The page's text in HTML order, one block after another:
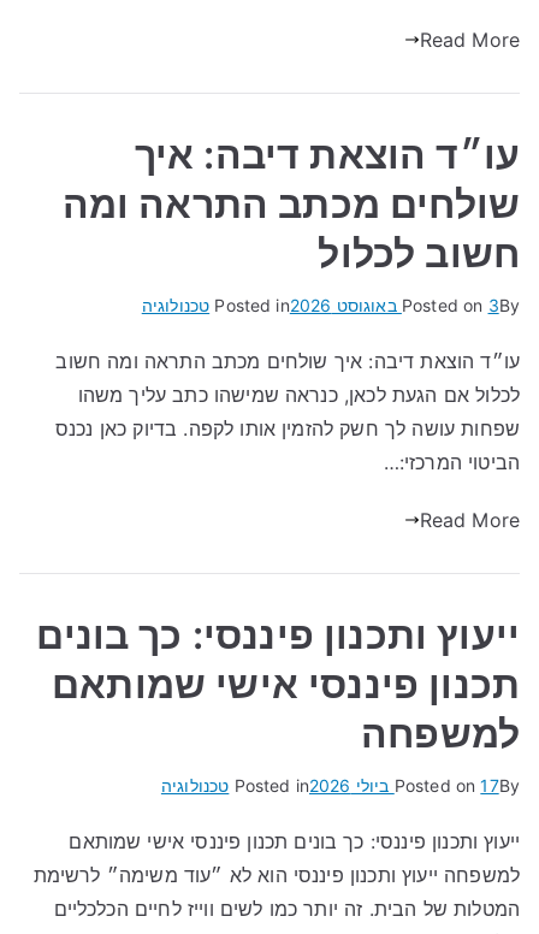
Read More
עו״ד הוצאת דיבה: איך
שולחים מכתב התראה ומה
חשוב לכלול
By
Posted on 3 באוגוסט 2026 Posted in טכנולוגיה
עו״ד הוצאת דיבה: איך שולחים מכתב התראה ומה חשוב
לכלול אם הגעת לכאן, כנראה שמישהו כתב עליך משהו
שפחות עושה לך חשק להזמין אותו לקפה. בדיוק כאן נכנס
הביטוי המרכזי:…
Read More
ייעוץ ותכנון פיננסי: כך בונים
תכנון פיננסי אישי שמותאם
למשפחה
By
Posted on17 ביולי 2026 Posted in טכנולוגיה
ייעוץ ותכנון פיננסי: כך בונים תכנון פיננסי אישי שמותאם
למשפחה ייעוץ ותכנון פיננסי הוא לא ״עוד משימה״ לרשימת
המטלות של הבית. זה יותר כמו לשים ווייז לחיים הכלכליים